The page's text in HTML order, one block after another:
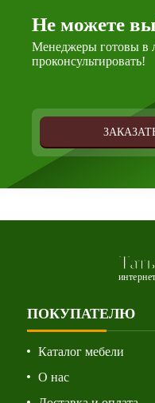
Не можете
Менеджеры готовы в
проконсультировать!
ПОКУПАТЕЛЮ
Каталог мебели
О нас